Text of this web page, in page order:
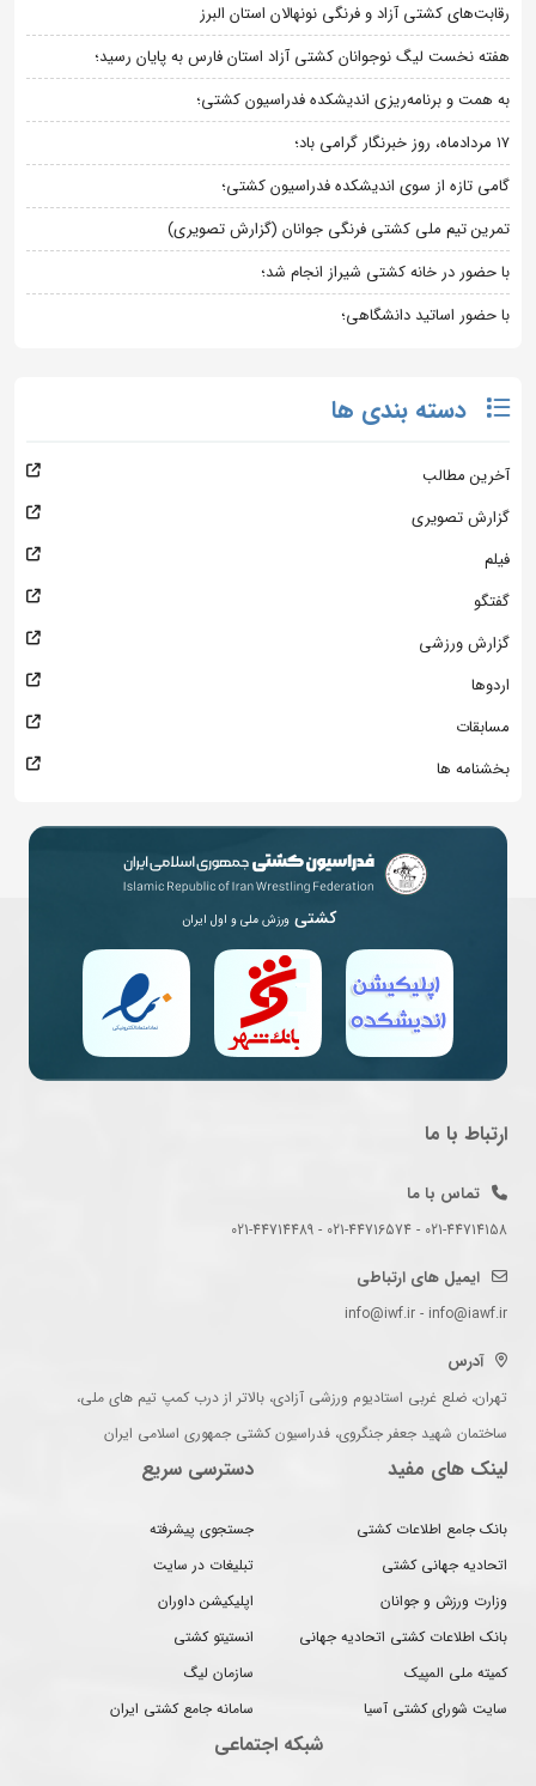
رقابت‌های کشتی آزاد و فرنگی نونهالان استان البرز
هفته نخست لیگ نوجوانان کشتی آزاد استان فارس به پایان رسید؛
به همت و برنامه‌ریزی اندیشکده فدراسیون کشتی؛
۱۷ مردادماه، روز خبرنگار گرامی باد؛
گامی تازه از سوی اندیشکده فدراسیون کشتی؛
تمرین تیم ملی کشتی فرنگی جوانان (گزارش تصویری)
با حضور در خانه کشتی شیراز انجام شد؛
با حضور اساتید دانشگاهی؛
دسته بندی ها
آخرین مطالب
گزارش تصویری
فیلم
گفتگو
گزارش ورزشی
اردوها
مسابقات
بخشنامه ها
کشتی ورزش ملی و اول ایران
ارتباط با ما
تماس با ما
021-44714158 - 021-44716574 - 021-44714489
ایمیل های ارتباطی
info@iwf.ir - info@iawf.ir
آدرس
تهران، ضلع غربی استادیوم ورزشی آزادی، بالاتر از درب کمپ تیم های ملی،
ساختمان شهید جعفر جنگروی، فدراسیون کشتی جمهوری اسلامی ایران
لینک های مفید
بانک جامع اطلاعات کشتی
اتحادیه جهانی کشتی
وزارت ورزش و جوانان
بانک اطلاعات کشتی اتحادیه جهانی
کمیته ملی المپیک
سایت شورای کشتی آسیا
دسترسی سریع
جستجوی پیشرفته
تبلیغات در سایت
اپلیکیشن داوران
انستیتو کشتی
سازمان لیگ
سامانه جامع کشتی ایران
شبکه اجتماعی